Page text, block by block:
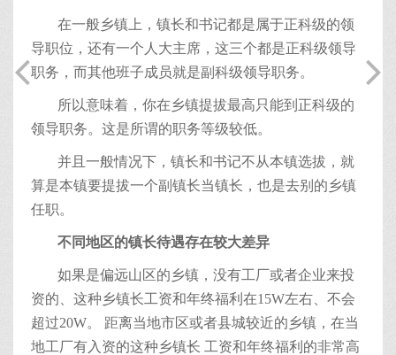
在一般乡镇上，镇长和书记都是属于正科级的领
导职位，还有一个人大主席，这三个都是正科级领导
职务，而其他班子成员就是副科级领导职务。
所以意味着，你在乡镇提拔最高只能到正科级的
领导职务。这是所谓的职务等级较低。
并且一般情况下，镇长和书记不从本镇选拔，就
算是本镇要提拔一个副镇长当镇长，也是去别的乡镇
任职。
不同地区的镇长待遇存在较大差异
如果是偏远山区的乡镇，没有工厂或者企业来投
资的、这种乡镇长工资和年终福利在15W左右、不会
超过20W。 距离当地市区或者县城较近的乡镇，在当
地工厂有入资的这种乡镇长 工资和年终福利的非常高